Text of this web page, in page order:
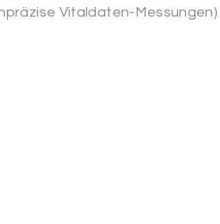
Vitaldaten-Messungen)